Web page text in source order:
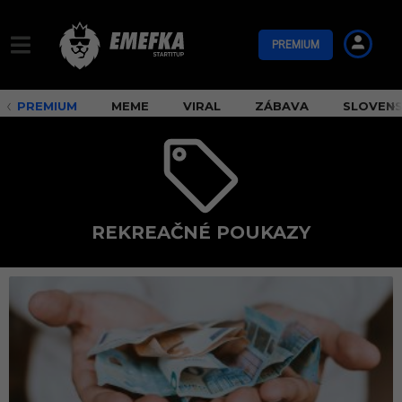
PREMIUM
PREMIUM MEME VIRAL ZÁBAVA
REKREAČNÉ POUKAZY
e